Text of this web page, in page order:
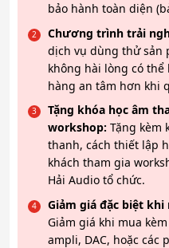
bảo hành toàn diện
Chương trình trải
dịch vụ dùng thử sản
không hài lòng có thể
hàng an tâm hơn khi
Tặng khóa học âm
workshop: Tặng kèm
thanh, cách thiết lập
khách tham gia
Hải Audio tổ chức.
Giảm giá đặc biệt khi
Giảm giá khi mua
ampli, DAC, hoặc các